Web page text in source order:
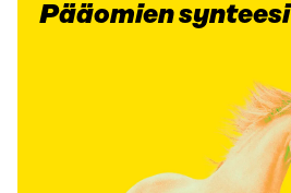
Pääomien synteesi